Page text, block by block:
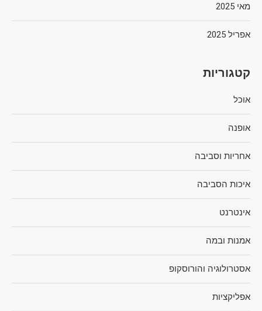
מאי 2025
אפריל 2025
קטגוריות
אוכל
אופנה
אחריות וסביבה
איכות הסביבה
אינטרנט
אמנות ובמה
אסטרולוגיה והורוסקופ
אפליקציות